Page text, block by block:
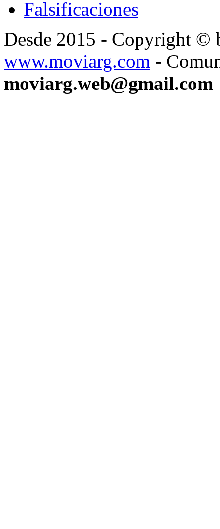
Falsificaciones
Desde 2015 - Copyright ©
www.moviarg.com -
moviarg.web@gmail.com